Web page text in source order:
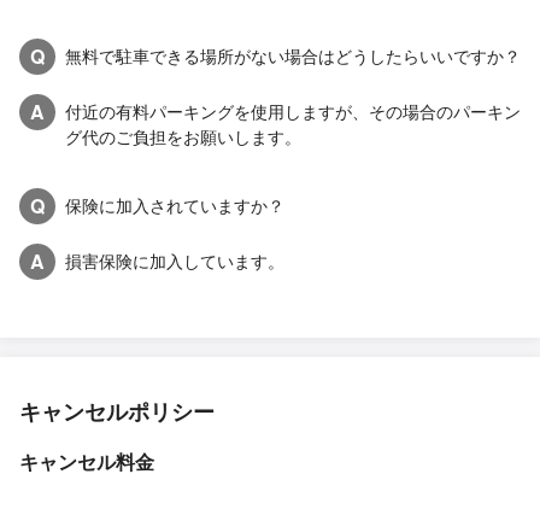
Q 無料で駐車できる場所がない場合はどうしたらいいですか？
A
付近の有料パーキングを使用しますが、その場合のパーキン
グ代のご負担をお願いします。
Q 保険に加入されていますか？
A 損害保険に加入しています。
キャンセルポリシー
キャンセル料金